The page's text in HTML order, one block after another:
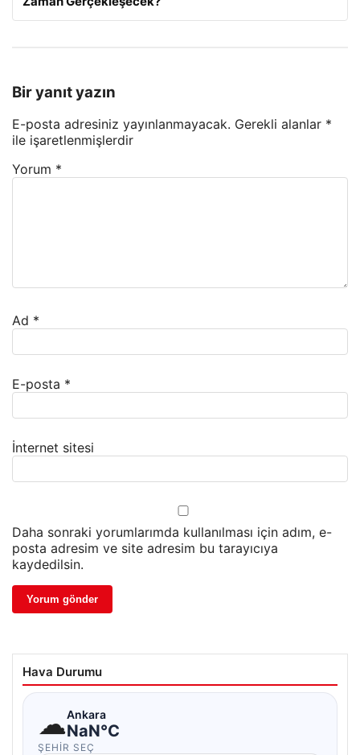
Bir yanıt yazın
E-posta adresiniz yayınlanmayacak. Gerekli alanlar *
ile işaretlenmişlerdir
Yorum *
Ad *
E-posta *
İnternet sitesi
Daha sonraki yorumlarımda kullanılması için adım, e-
posta adresim ve site adresim bu tarayıcıya
kaydedilsin.
Hava Durumu
☁Ankara
NaN°C
ŞEHIR SEÇ